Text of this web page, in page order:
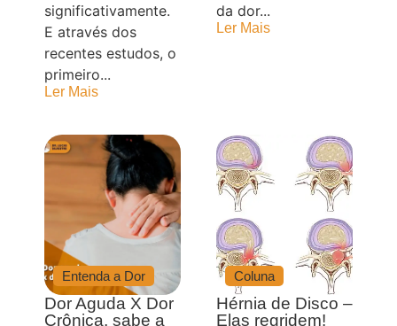
significativamente.
E através dos
recentes estudos, o
primeiro...
Ler Mais
da dor...
Ler Mais
Entenda a Dor
Dor Aguda X Dor
Crônica, sabe a
Coluna
Hérnia de Disco –
Elas regridem!